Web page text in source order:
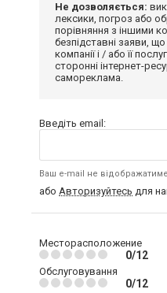
Не дозволяється:
лексики, погроз або
порівняння з іншими
безпідставні заяви,
компанії і / або її
сторонні інтернет-
самореклама.
Введіть email:
Ваш e-mail не
або Авторизуйтесь для
Месторасположение
0/12
Обслуговування
0/12